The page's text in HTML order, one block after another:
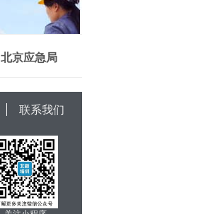
北京应急局
联系我们